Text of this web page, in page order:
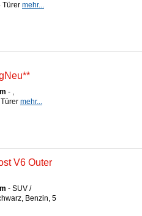
Türer mehr...
- ,
mehr...
V6 Outer
- SUV /
Benzin, 5